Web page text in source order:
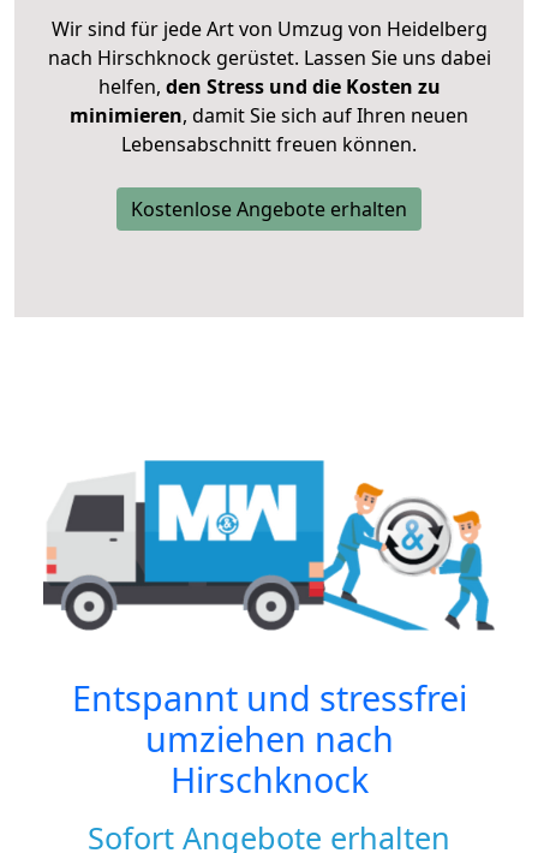
Wir sind für jede Art von Umzug von Heidelberg
nach Hirschknock gerüstet. Lassen Sie uns dabei
helfen, den Stress und die Kosten zu
minimieren, damit Sie sich auf Ihren neuen
Lebensabschnitt freuen können.
Kostenlose Angebote erhalten
Entspannt und stressfrei
umziehen nach
Hirschknock
Sofort Angebote erhalten